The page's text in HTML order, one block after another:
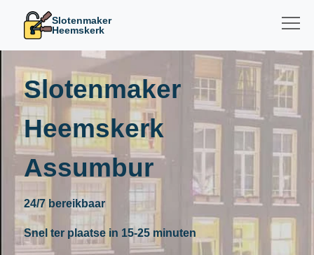
Slotenmaker
Heemskerk
Slotenmaker
Heemskerk
Assumbur
24/7 bereikbaar
Snel ter plaatse in 15-25 minuten